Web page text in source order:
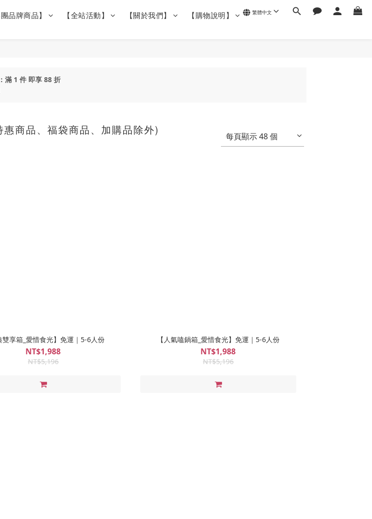
品牌商品】 【全站活動】 【關於我們】 【購物說明】 繁體中文
滿 1 件 即享 88 折
商品、福袋商品、加購品除外) 每頁顯示 48 個
雙享箱_愛惜食光】免運｜5-6人份
NT$1,988
NT$5,196
【人氣嗑鍋箱_愛惜食光】免運｜5-6人份
NT$1,988
NT$5,196